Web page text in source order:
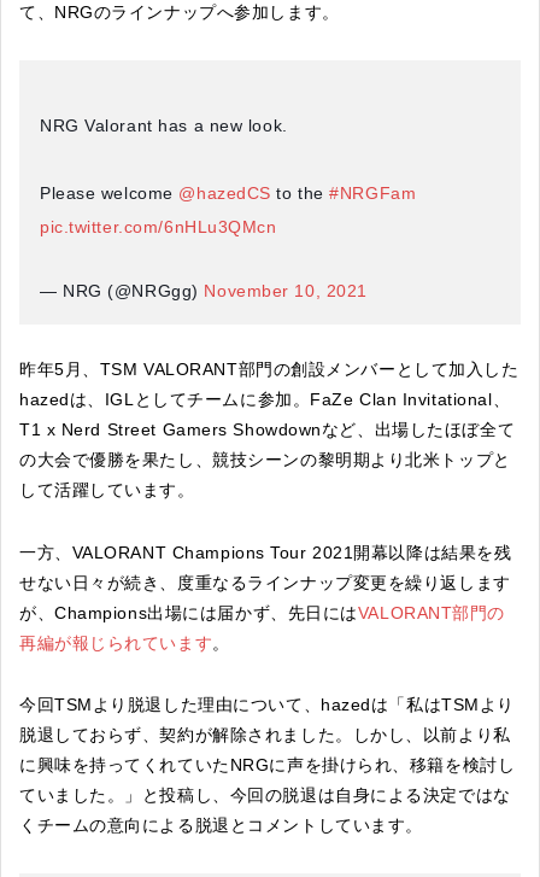
て、NRGのラインナップへ参加します。
NRG Valorant has a new look.
Please welcome @hazedCS to the#NRGFam
pic.twitter.com/6nHLu3QMcn
— NRG (@NRGgg) November 10, 2021
昨年5月、TSM VALORANT部門の創設メンバーとして加入した
hazedは、IGLとしてチームに参加。FaZe Clan Invitational、
T1 x Nerd Street Gamers Showdownなど、出場したほぼ全て
の大会で優勝を果たし、競技シーンの黎明期より北米トップと
して活躍しています。
一方、VALORANT Champions Tour 2021開幕以降は結果を残
せない日々が続き、度重なるラインナップ変更を繰り返します
が、Champions出場には届かず、先日にはVALORANT部門の
再編が報じられています。
今回TSMより脱退した理由について、hazedは「私はTSMより
脱退しておらず、契約が解除されました。しかし、以前より私
に興味を持ってくれていたNRGに声を掛けられ、移籍を検討し
ていました。」と投稿し、今回の脱退は自身による決定ではな
くチームの意向による脱退とコメントしています。